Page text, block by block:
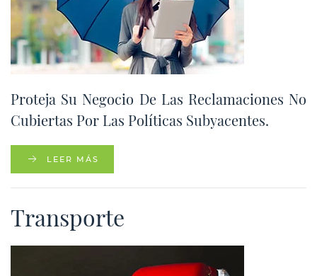
Proteja Su Negocio De Las Reclamaciones No
Cubiertas Por Las Políticas Subyacentes.
LEER MÁS
Transporte